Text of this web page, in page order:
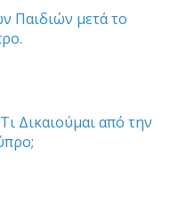
Παιδιών μετά το
Δικαιούμαι από την